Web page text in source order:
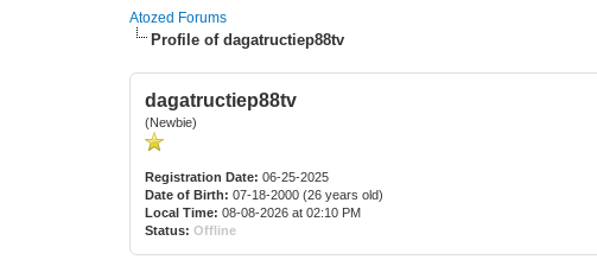
Atozed Forums
Profile of dagatructiep88tv
dagatructiep88tv
(Newbie)
Registration Date: 06-25-2025
Date of Birth: 07-18-2000 (26 years old)
Local Time: 08-08-2026 at 02:10 PM
Status: Offline